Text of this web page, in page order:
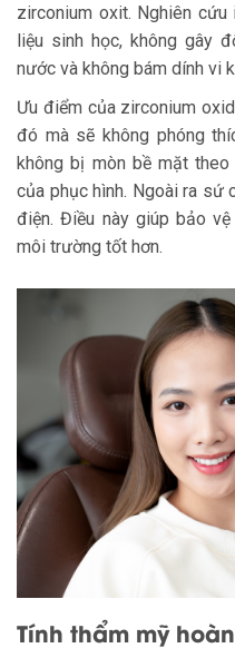
zirconium oxit. Nghiên
liệu sinh học, không gây
nước và không bám dính vi
Ưu điểm của zirconium
đó mà sẽ không phóng
không bị mòn bề mặt
của phục hình. Ngoài ra sứ
điện. Điều này giúp bảo
môi trường tốt hơn.
Tính thẩm mỹ